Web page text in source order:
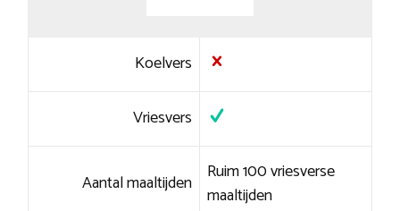
Koelvers
Vriesvers
Aantal maaltijden Ruim 100 vriesverse
maaltijden